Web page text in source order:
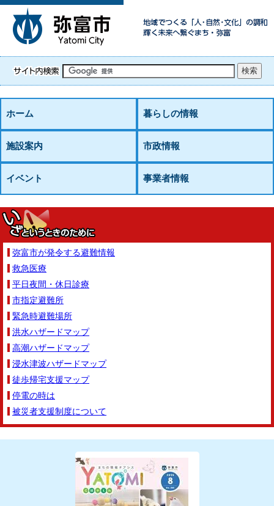
ホーム 暮らしの情報
施設案内 市政情報
イベント 事業者情報
弥富市が発令する避難情報
救急医療
平日夜間・休日診療
市指定避難所
緊急時避難場所
洪水ハザードマップ
高潮ハザードマップ
浸水津波ハザードマップ
徒歩帰宅支援マップ
停電の時は
被災者支援制度について